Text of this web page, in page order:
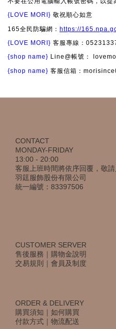
{LOVE MORI} 敬祝順心如意
165全民防騙網： https://
{LOVE MORI} 客服專線：
{shop name} Line@帳號：
{shop name} 客服信箱：
CONTACT
MONDAY-FRIDAY
13:00 - 20:00
客服上班時間將依序回覆，敬
羽筳服飾股份有限公司
統一編號：83397506
CUSTOMER SERVER
售後服務 ｜ 購物金說明
交易規則
｜ 會員及制度
ORDER & DELIVERY
購買須知 ｜ 如何購買
付款方式 ｜ 物流配送